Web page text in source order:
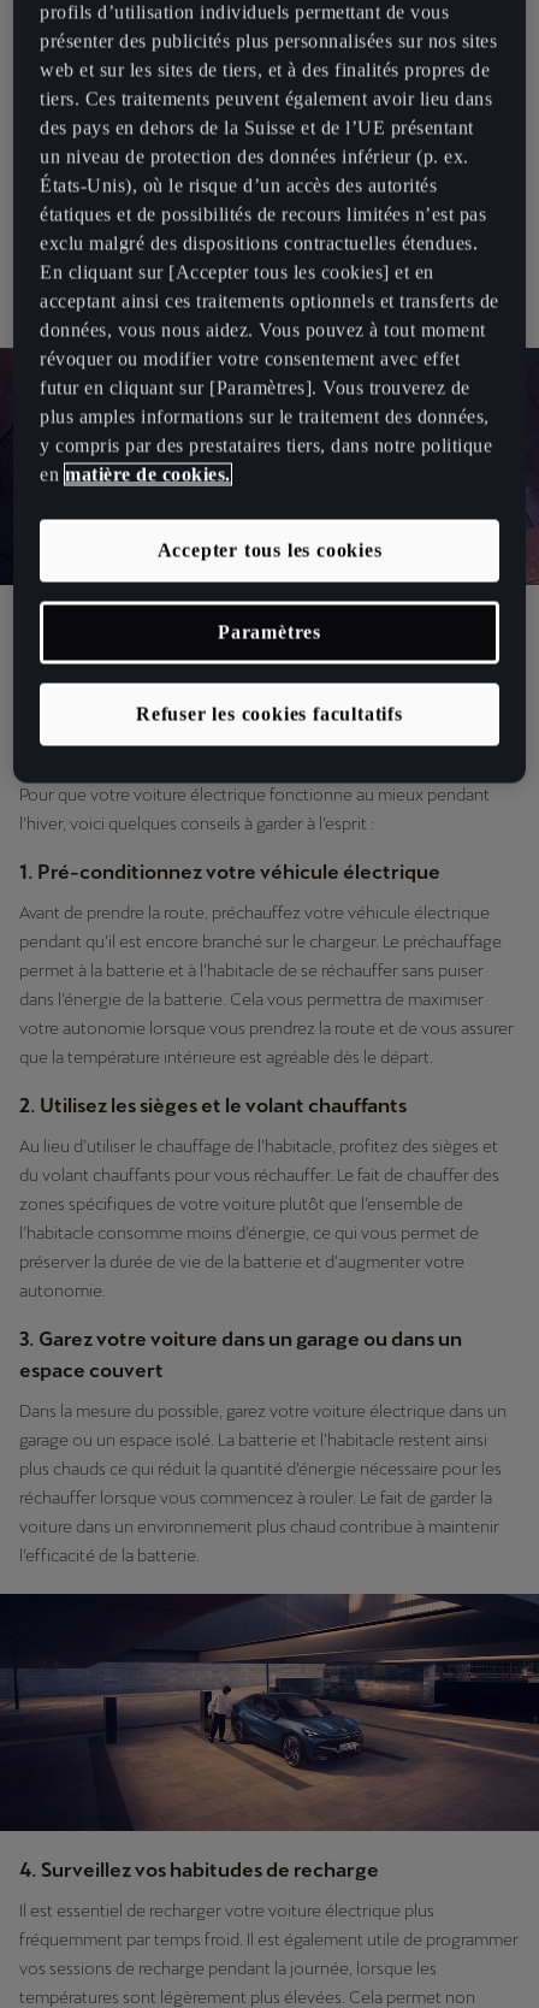
fiable, même par temps froid.
Grâce aux caractéristiques de la CUPRA telles que le freinage
régénératif, le pré-conditionnement de la batterie et la charge
optimisée, nos véhicules électriques et hybrides peuvent vous
aider à traverser les mois les plus froids sans problème.
Les défis mentionnés ne sont pas propres aux voitures électriques.
Les voitures à essence et diesel peuvent également rencontrer des
problèmes d’efficacité par temps froid. La différence essentielle
réside dans la manière dont nous pouvons optimiser les véhicules
électriques pour la conduite hivernale.
Conseils pour améliorer les
performances d’un véhicule électrique
par temps froid
Pour que votre voiture électrique fonctionne au mieux pendant
l’hiver, voici quelques conseils à garder à l’esprit :
1. Pré-conditionnez votre véhicule électrique
Avant de prendre la route, préchauffez votre véhicule électrique
pendant qu’il est encore branché sur le chargeur. Le préchauffage
permet à la batterie et à l’habitacle de se réchauffer sans puiser
dans l’énergie de la batterie. Cela vous permettra de maximiser
votre autonomie lorsque vous prendrez la route et de vous assurer
que la température intérieure est agréable dès le départ.
2. Utilisez les sièges et le volant chauffants
Au lieu d’utiliser le chauffage de l’habitacle, profitez des sièges et
du volant chauffants pour vous réchauffer. Le fait de chauffer des
zones spécifiques de votre voiture plutôt que l’ensemble de
l’habitacle consomme moins d’énergie, ce qui vous permet de
préserver la durée de vie de la batterie et d’augmenter votre
autonomie.
3. Garez votre voiture dans un garage ou dans un
espace couvert
Dans la mesure du possible, garez votre voiture électrique dans un
garage ou un espace isolé. La batterie et l’habitacle restent ainsi
plus chauds ce qui réduit la quantité d’énergie nécessaire pour les
réchauffer lorsque vous commencez à rouler. Le fait de garder la
voiture dans un environnement plus chaud contribue à maintenir
l’efficacité de la batterie.
4. Surveillez vos habitudes de recharge
Il est essentiel de recharger votre voiture électrique plus
fréquemment par temps froid. Il est également utile de programmer
vos sessions de recharge pendant la journée, lorsque les
températures sont légèrement plus élevées. Cela permet non
profils d’utilisation individuels permettant de vous
présenter des publicités plus personnalisées sur nos sites
web et sur les sites de tiers, et à des finalités propres de
tiers. Ces traitements peuvent également avoir lieu dans
des pays en dehors de la Suisse et de l’UE présentant
un niveau de protection des données inférieur (p. ex.
États-Unis), où le risque d’un accès des autorités
étatiques et de possibilités de recours limitées n’est pas
exclu malgré des dispositions contractuelles étendues.
En cliquant sur [Accepter tous les cookies] et en
acceptant ainsi ces traitements optionnels et transferts de
données, vous nous aidez. Vous pouvez à tout moment
révoquer ou modifier votre consentement avec effet
futur en cliquant sur [Paramètres]. Vous trouverez de
plus amples informations sur le traitement des données,
y compris par des prestataires tiers, dans notre politique
en matière de cookies.
Refuser les cookies facultatifs
Accepter tous les cookies
Paramètres